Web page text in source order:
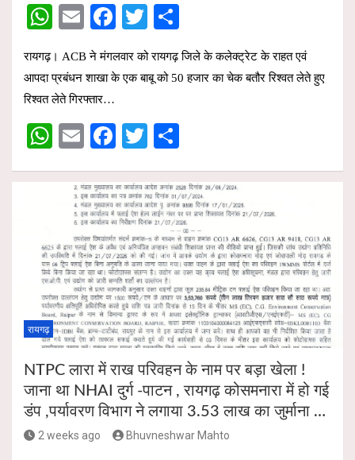
W
at
s
A
p
p
E
m
ail
F
ce
b
o
o
k
T
tt
er
h
ar
e
रायगढ़। ACB ने मंगलवार को रायगढ़ जिले के कलेक्ट्रेट के राहत एवं
आपदा प्रबंधन शाखा के एक बाबू को 50 हजार का चेक बतौर रिश्वत लेते हुए
रिश्वत लेते गिरफ्तार…
W
at
A
p
p
E
ail
F
ce
b
o
o
k
T
tt
er
ar
e
रायगढ़
NTPC लारा में राख परिवहन के नाम पर बड़ा खेला !
जाना था NHAI दुर्ग -पाटन , रायगढ़ कोसमनारा में हो गई
डंप ,पर्यावरण विभाग ने लगाया 3.53 लाख का जुर्माना …
2 weeks ago Bhuvneshwar Mahto